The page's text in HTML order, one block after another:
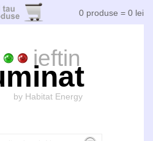
0 produse = 0 lei
ieftin
by Habitat Energy